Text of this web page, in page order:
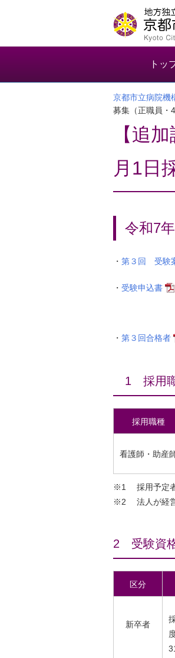
移
る
トッ
京都市立病院機
募集（正職員・
【追
月1日
令和7
・ 第３回 受験
・ 受験申込書
・ 第３回合格者
1 採用職
採用職種
看護師・助産
※1 採用予定者
※2 法人が経営
2 受験資格
区分
新卒者